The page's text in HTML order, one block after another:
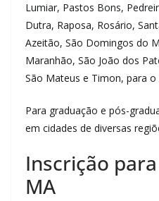
Lumiar, Pastos Bons,
Dutra, Raposa, Rosário,
Azeitão, São Domingos do
Maranhão, São João dos
São Mateus e Timon, para o
Para graduação e pós-
em cidades de diversas
Inscrição
MA